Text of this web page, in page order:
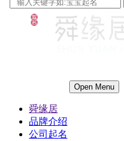
Open Menu
舜缘居
品牌介绍
公司起名